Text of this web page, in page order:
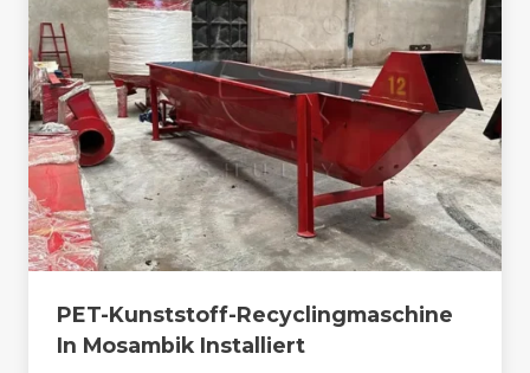
PET-Kunststoff-Recyclingmaschine
In Mosambik Installiert